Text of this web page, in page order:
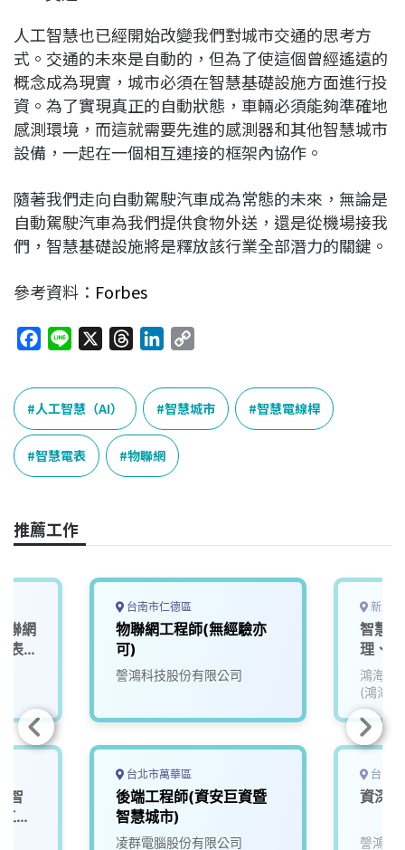
人工智慧也已經開始改變我們對城市交通的思考方
式。交通的未來是自動的，但為了使這個曾經遙遠的
概念成為現實，城市必須在智慧基礎設施方面進行投
資。為了實現真正的自動狀態，車輛必須能夠準確地
感測環境，而這就需要先進的感測器和其他智慧城市
設備，一起在一個相互連接的框架內協作。
隨著我們走向自動駕駛汽車成為常態的未來，無論是
自動駕駛汽車為我們提供食物外送，還是從機場接我
們，智慧基礎設施將是釋放該行業全部潛力的關鍵。
參考資料： Forbes
c
e
b
o
o
n
e
e
a
d
s
n
k
e
d
I
p
y
L
人工智慧（AI） 智慧城市 智慧電線桿
智慧電表 物聯網
推薦工作
聯網
表
智
程
台南市仁德區
物聯網工程師(無經驗亦
可)
謦鴻科技股份有限公司
台北市萬華區
後端工程師(資安巨資暨
智慧城市)
凌群電腦股份有限公司
新北
智慧
理、
鴻海精
(鴻海)
台南
資深
謦鴻科